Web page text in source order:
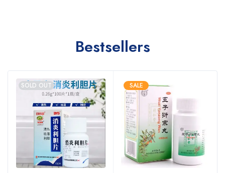
Bestsellers
SOLD OUT SALE